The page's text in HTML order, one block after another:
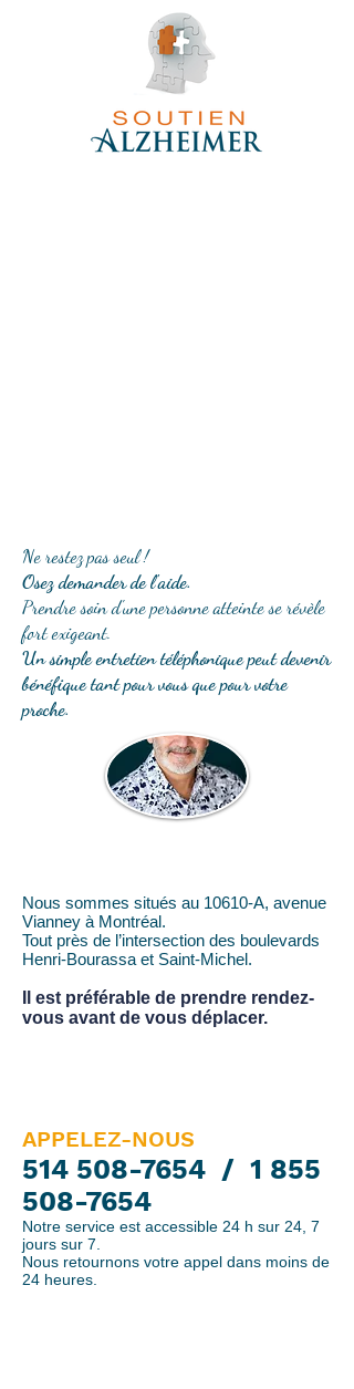
Ne restez pas seul !
Osez demander de l'aide.
Prendre soin d'une personne atteinte se révèle
fort exigeant.
Un simple entretien téléphonique peut devenir
bénéfique tant pour vous que pour votre
proche.
Nous sommes situés au 10610-A, avenue
Vianney à Montréal.
Tout près de l’intersection des boulevards
Henri-Bourassa et Saint-Michel.
Il est préférable de prendre rendez-
vous avant de vous déplacer.
APPELEZ-NOUS
514 508-7654 / 1 855
508-7654
Notre service est accessible 24 h sur 24, 7
jours sur 7.
Nous retournons votre appel dans moins de
24 heures.